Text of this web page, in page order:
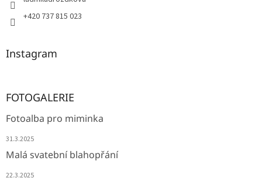
+420 737 815 023
Instagram
FOTOGALERIE
Fotoalba pro miminka
31.3.2025
Malá svatební blahopřání
22.3.2025